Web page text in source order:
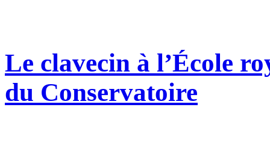
Le clavecin à l’École
du Conservatoire